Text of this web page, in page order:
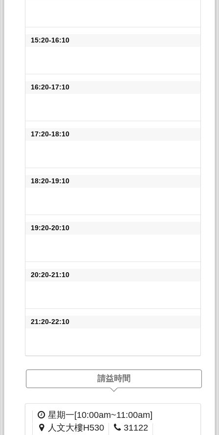
15:20-16:10
16:20-17:10
17:20-18:10
18:20-19:10
19:20-20:10
20:20-21:10
21:20-22:10
請益時間
星期一[10:00am~11:00am]
人文大樓H530
31122